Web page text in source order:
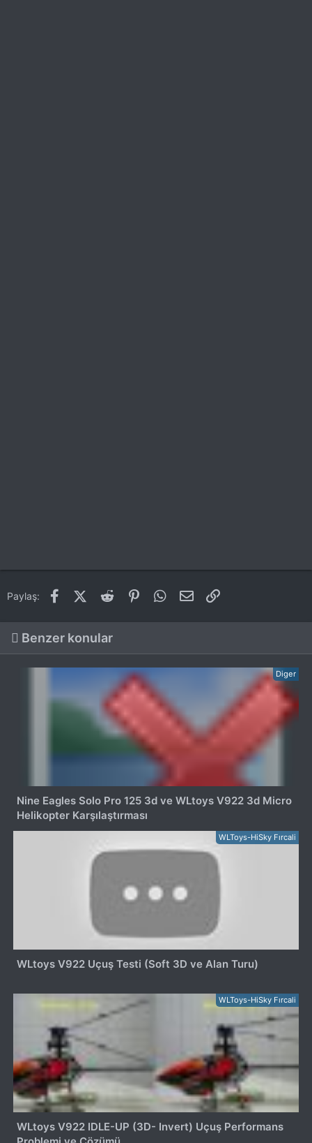
Paylaş: FacebookX (Twitter)
Reddit PinterestWhatsApp
E-posta
Benzer konular
Diger
Nine Eagles Solo Pro 125 3d ve WLtoys V922 3d Micro
Helikopter Karşılaştırması
WLToys-HiSky Fırcali
WLtoys V922 Uçuş Testi (Soft 3D ve Alan Turu)
WLToys-HiSky Fırcali
WLtoys V922 IDLE-UP (3D- Invert) Uçuş Performans